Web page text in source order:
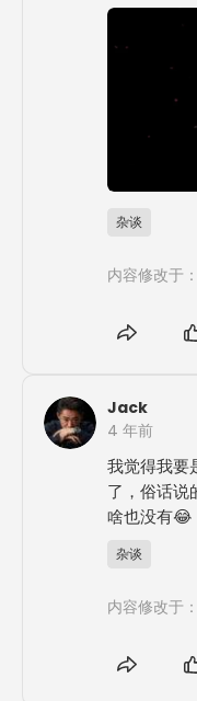
杂谈
内容修改于
Jack
4 年前
我觉得我要
了，俗话说
啥也没有😂
杂谈
内容修改于